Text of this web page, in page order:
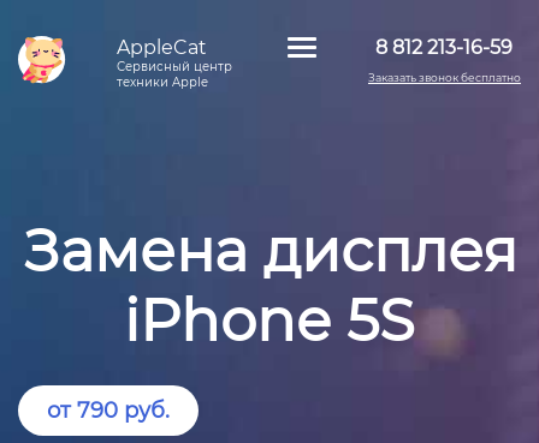
AppleCat
Сервисный центр
техники Apple
8 812 213-16-59
Заказать звонок бесплатно
Замена дисплея
iPhone 5S
от 790 руб.